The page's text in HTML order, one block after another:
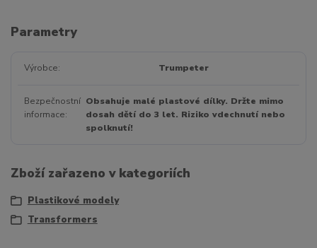
Parametry
Výrobce Trumpeter
Bezpečnostní
informace
Obsahuje malé plastové dílky. Držte mimo
dosah dětí do 3 let. Riziko vdechnutí nebo
spolknutí!
Zboží zařazeno v kategoriích
Plastikové modely
Transformers